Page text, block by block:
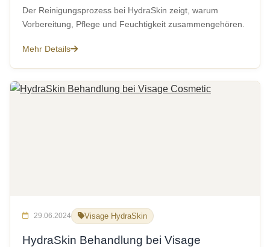
Der Reinigungsprozess bei HydraSkin zeigt, warum
Vorbereitung, Pflege und Feuchtigkeit zusammengehören.
Mehr Details
29.06.2024 Visage HydraSkin
HydraSkin Behandlung bei Visage